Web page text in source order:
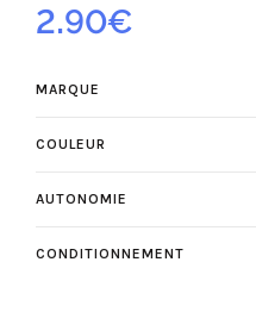
2.90€
MARQUE
COULEUR
AUTONOMIE
CONDITIONNEMENT